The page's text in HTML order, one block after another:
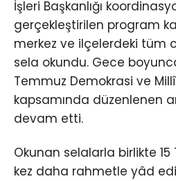
İşleri Başkanlığı
gerçekleştirilen program
merkez ve ilçelerdeki tüm
sela okundu. Gece
Temmuz Demokrasi ve
kapsamında düzenlenen
devam etti.
Okunan selalarla birlikte
kez daha rahmetle yâd